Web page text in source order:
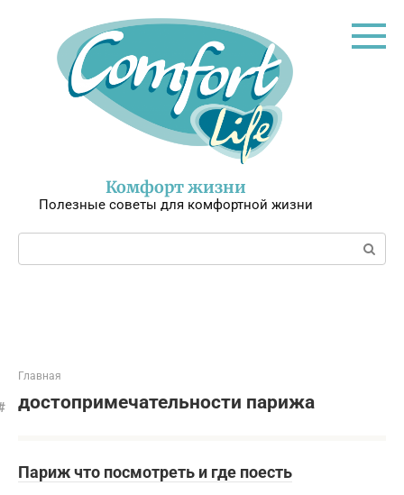
Комфорт жизни
Полезные советы для комфортной жизни
Поиск:
Главная
достопримечательности парижа
Париж что посмотреть и где поесть